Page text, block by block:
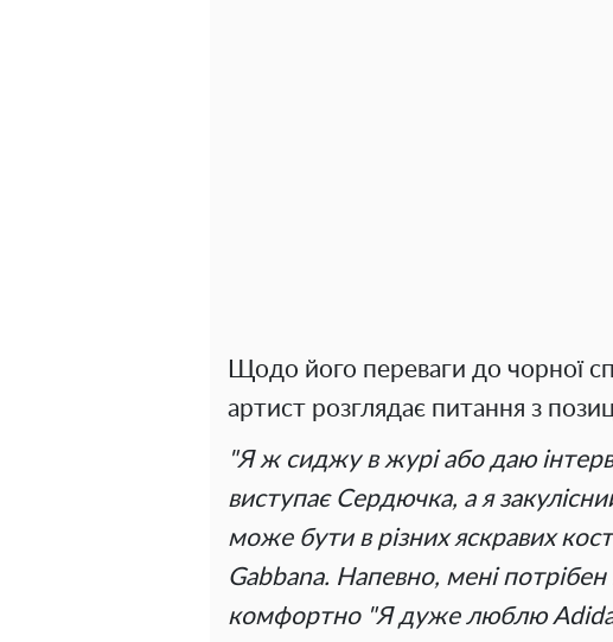
Щодо його переваги до чорної
артист розглядає питання з
"Я ж сиджу в журі або даю
виступає Сердючка, а я
може бути в різних яскравих
Gabbana. Напевно, мені
комфортно "Я дуже люблю